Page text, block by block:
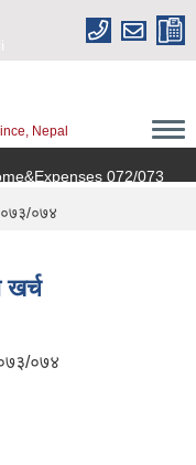
Nepal
072/073
०७४
खर्च
०७४